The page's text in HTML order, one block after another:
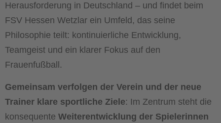
Herausforderung in Deutschland – und findet beim
FSV Hessen Wetzlar ein Umfeld, das seine
Philosophie teilt: kontinuierliche Entwicklung,
Teamgeist und ein klarer Fokus auf den
Frauenfußball.
Gemeinsam verfolgen der Verein und der neue
Trainer klare sportliche Ziele: Im Zentrum steht die
konsequente Weiterentwicklung der Spielerinnen